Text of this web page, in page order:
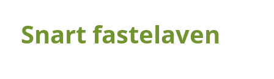
Snart fastelaven